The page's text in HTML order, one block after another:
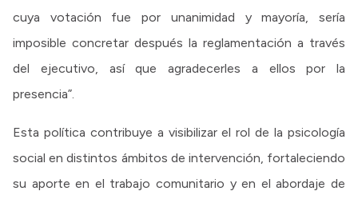
cuya votación fue por unanimidad y mayoría, sería
imposible concretar después la reglamentación a través
del ejecutivo, así que agradecerles a ellos por la
presencia”.
Esta política contribuye a visibilizar el rol de la psicología
social en distintos ámbitos de intervención, fortaleciendo
su aporte en el trabajo comunitario y en el abordaje de